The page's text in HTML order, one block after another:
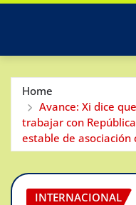
Home
Avance: Xi dice
trabajar con
estable de
INTERNACIONAL